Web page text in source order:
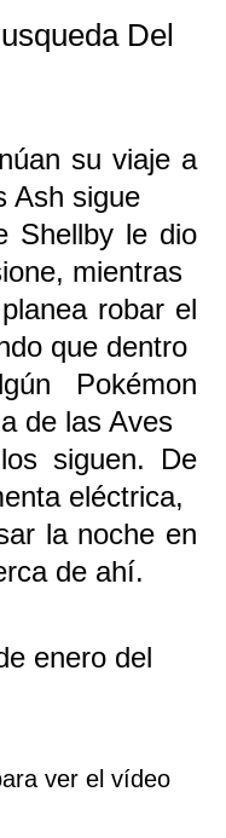
Del
su viaje a
Ash sigue
Shellby le dio
mientras
robar el
que dentro
Pokémon
de las Aves
siguen. De
eléctrica,
la noche en
de ahí.
enero del
ver el vídeo